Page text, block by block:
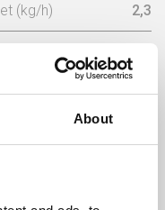
About
(kg/h) 2,3
17